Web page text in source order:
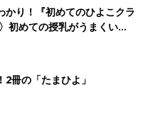
！」（なっとー）
で使い切れません。今は
つしか減らずに、気づい
。とはいえ半分サイズの
傷むのも早く、結局、使
かり！『初めてのひよこクラ
初めての授乳がうまくい
基本と夏のトラブル 解決テ
冊の「たまひよ」